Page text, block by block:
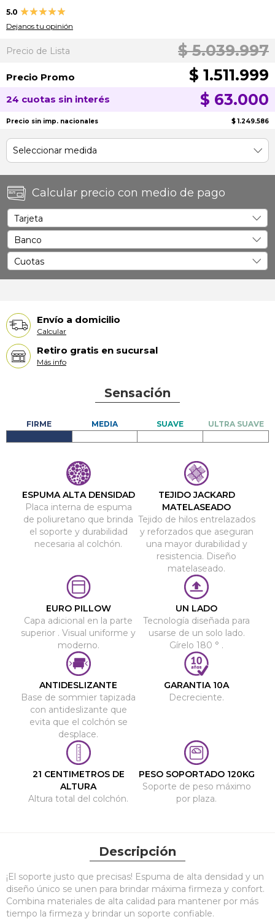
5.0 Valoración:
100
% of100
Dejanos tu opinión
Precio de Lista $ 5.039.997
Precio Promo $ 1.511.999
24 cuotas sin interés $ 63.000
Precio sin imp. nacionales $ 1.249.586
Calcular precio con medio de pago
Envío a domicilio
Calcular
Retiro gratis en sucursal
Más info
Sensación
ESPUMA ALTA DENSIDAD
Placa interna de espuma
de poliuretano que brinda
el soporte y durabilidad
necesaria al colchón.
TEJIDO JACKARD
MATELASEADO
Tejido de hilos entrelazados
y reforzados que aseguran
una mayor durabilidad y
resistencia. Diseño
matelaseado.
EURO PILLOW
Capa adicional en la parte
superior . Visual uniforme y
moderno.
UN LADO
Tecnología diseñada para
usarse de un solo lado.
Gírelo 180 ° .
ANTIDESLIZANTE
Base de sommier tapizada
con antideslizante que
evita que el colchón se
desplace.
GARANTIA 10A
Decreciente.
21 CENTIMETROS DE
ALTURA
Altura total del colchón.
PESO SOPORTADO 120KG
Soporte de peso máximo
por plaza.
Descripción
¡El soporte justo que precisas! Espuma de alta densidad y un
diseño único se unen para brindar máxima firmeza y confort.
Combina materiales de alta calidad para mantener por más
tiempo la firmeza y brindar un soporte confiable.